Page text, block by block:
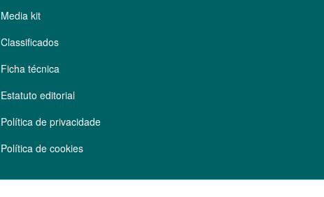
Media kit
Classificados
Ficha técnica
Estatuto editorial
Política de privacidade
Política de cookies